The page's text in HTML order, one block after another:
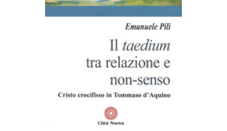
AGGIUNGI AL CARRELLO